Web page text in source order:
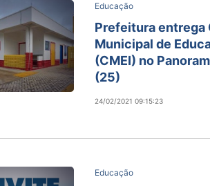
Educação
Prefeitura entrega
Municipal de
(CMEI) no
(25)
24/02/2021 09:15:23
Educação